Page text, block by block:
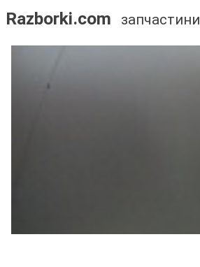
Razborki.com запчастини